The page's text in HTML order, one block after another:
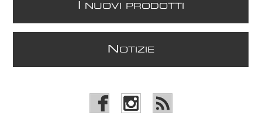
NUOVI PRODOTTI
N OTIZIE